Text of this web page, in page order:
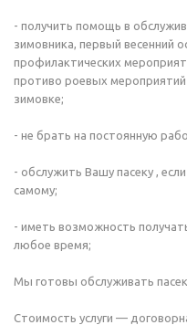
- получить помощь в
зимовника, первый весенний
профилактических
противо роевых
зимовке;
- не брать на постоянную
- обслужить Вашу пасеку ,
самому;
- иметь возможность
любое время;
Мы готовы обслуживать
Стоимость услуги —